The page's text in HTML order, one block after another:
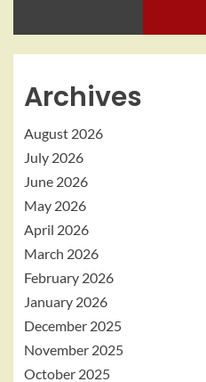
Archives
August 2026
July 2026
June 2026
May 2026
April 2026
March 2026
February 2026
January 2026
December 2025
November 2025
October 2025